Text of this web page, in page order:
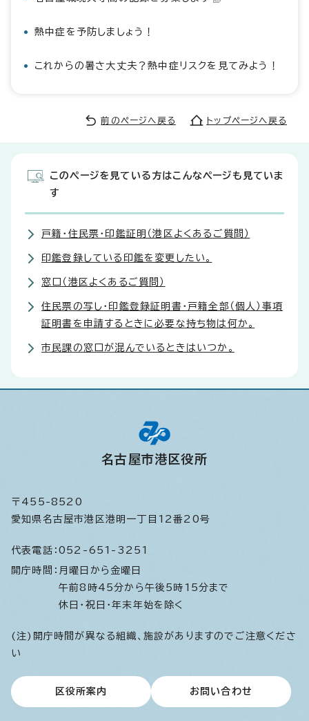
熱中症を予防しましょう！
これからの暑さ大丈夫？熱中症リスクを見てみよう！
前のページへ戻る トップページへ戻る
このページを見ている方はこんなページも見ていま
す
戸籍・住民票・印鑑証明（港区よくあるご質問）
印鑑登録している印鑑を変更したい。
窓口（港区よくあるご質問）
住民票の写し・印鑑登録証明書・戸籍全部（個人）事項
証明書を申請するときに必要な持ち物は何か。
市民課の窓口が混んでいるときはいつか。
名古屋市港区役所
〒455-8520
愛知県名古屋市港区港明一丁目12番20号
代表電話： 052-651-3251
開庁時間： 月曜日から金曜日
午前8時45分から午後5時15分まで
休日・祝日・年末年始を除く
(注)開庁時間が異なる組織、施設がありますのでご注意くださ
い
区役所案内 お問い合わせ